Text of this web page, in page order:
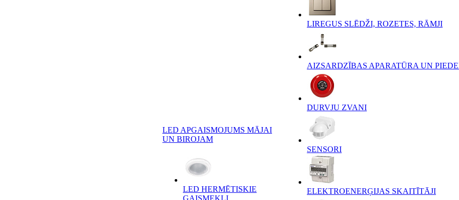
LED APGAISMOJUMS MĀJAI
UN BIROJAM
LED HERMĒTISKIE
GAISMEKĻI
LIREGUS SLĒDŽI, ROZETES, RĀMJI
AIZSARDZĪBAS APARATŪRA UN
DURVJU ZVANI
SENSORI
ELEKTROENERĢIJAS SKAITĪTĀJI